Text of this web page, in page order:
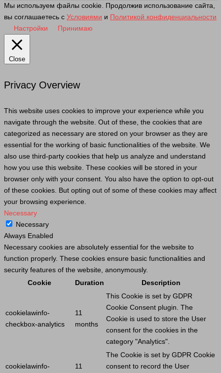
Мы используем файлы cookie. Продолжив использование сайта,
вы соглашаетесь с Условиями и Политикой конфиденциальности
Настройки
Принимаю
Close
Privacy Overview
This website uses cookies to improve your experience while you
navigate through the website. Out of these, the cookies that are
categorized as necessary are stored on your browser as they are
essential for the working of basic functionalities of the website. We
also use third-party cookies that help us analyze and understand
how you use this website. These cookies will be stored in your
browser only with your consent. You also have the option to opt-out
of these cookies. But opting out of some of these cookies may affect
your browsing experience.
Necessary
Necessary
Always Enabled
Necessary cookies are absolutely essential for the website to
function properly. These cookies ensure basic functionalities and
security features of the website, anonymously.
Cookie
Duration Description
cookielawinfo-
checkbox-analytics
11
months
This Cookie is set by GDPR
Cookie Consent plugin. The
Cookie is used to store the User
consent for the cookies in the
category "Analytics".
cookielawinfo-
11
The Cookie is set by GDPR Cookie
consent to record the User